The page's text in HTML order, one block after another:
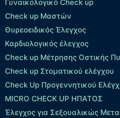
Γυναικολογικό Check up
Check up Μαστών
Θυρεοειδικός Έλεγχος
Καρδιολογικός έλεγχος
Check up Mέτρησης Οστικής
Check up Στοματικού ελέγχου
Check Up Προγεννητικού
MICRO CHECK UP HΠΑΤΟΣ
Έλεγχος για Σεξουαλικώς